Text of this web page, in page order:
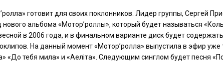
готовит для своих поклонников. Лидер группы, Сергей
альбома «Мотор’роллы», который будет называться
в 2006 года, и в финальном варианте диск будет
На данный момент «Мотор’ролла» выпустила в эфир уже
«До тебя мила» и «Аеліта». Следующим синглом будет песня